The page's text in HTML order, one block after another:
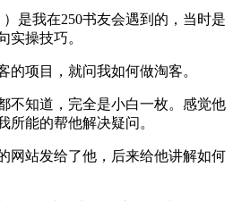
是我在250书友会遇到的，当时是
实操技巧。
的项目，就问我如何做淘客。
不知道，完全是小白一枚。感觉他
所能的帮他解决疑问。
网站发给了他，后来给他讲解如何